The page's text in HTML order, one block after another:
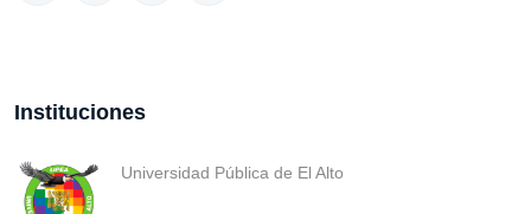
Instituciones
Universidad Pública de El Alto